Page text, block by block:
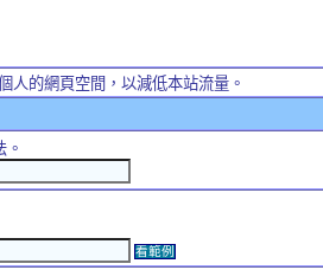
人的網頁空間，以減低本站流量。
看範例